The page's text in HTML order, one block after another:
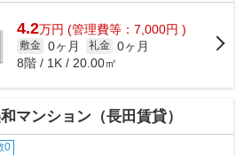
4.2万円 (管理費等：7,000円 )
敷金 0ヶ月 礼金 0ヶ月
8階 / 1K / 20.00㎡
マンション（長田賃貸）
0